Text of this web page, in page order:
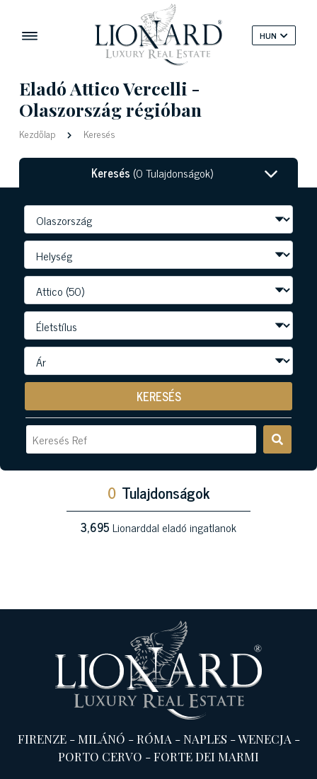
HUN
Eladó Attico Vercelli -
Olaszország régióban
Kezdőlap Keresés
Keresés (0 Tulajdonságok)
KERESÉS
0 Tulajdonságok
3,695Lionarddal eladó ingatlanok
FIRENZE-MILÁNÓ -RÓMA -NAPLES -WENECJA -
PORTO CERVO -FORTE DEI MARMI